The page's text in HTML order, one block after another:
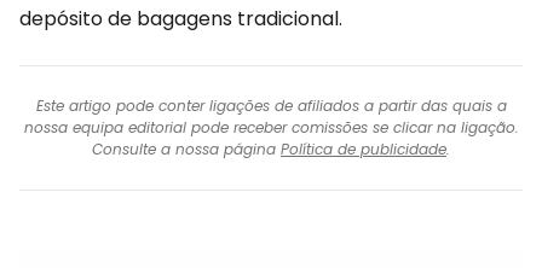
depósito de bagagens tradicional.
Este artigo pode conter ligações de afiliados a partir das quais a
nossa equipa editorial pode receber comissões se clicar na ligação.
Consulte a nossa página Política de publicidade.